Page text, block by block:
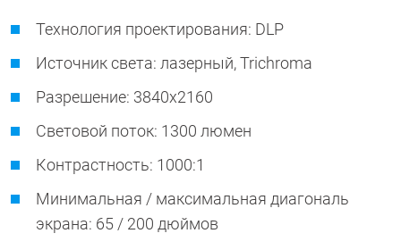
Технология проектирования: DLP
Источник света: лазерный, Trichroma
Разрешение: 3840x2160
Световой поток: 1300 люмен
Контрастность: 1000:1
Минимальная / максимальная диагональ
экрана: 65 / 200 дюймов